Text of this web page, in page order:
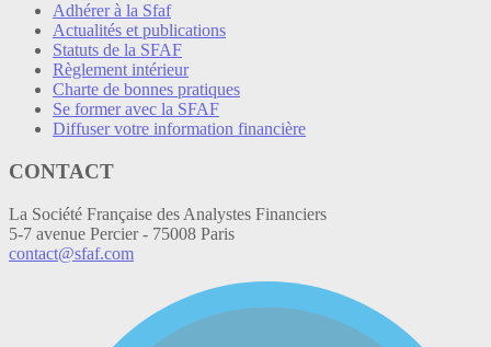
Adhérer à la Sfaf
Actualités et publications
Statuts de la SFAF
Règlement intérieur
Charte de bonnes pratiques
Se former avec la SFAF
Diffuser votre information financière
CONTACT
La Société Française des Analystes Financiers
5-7 avenue Percier - 75008 Paris
contact@sfaf.com